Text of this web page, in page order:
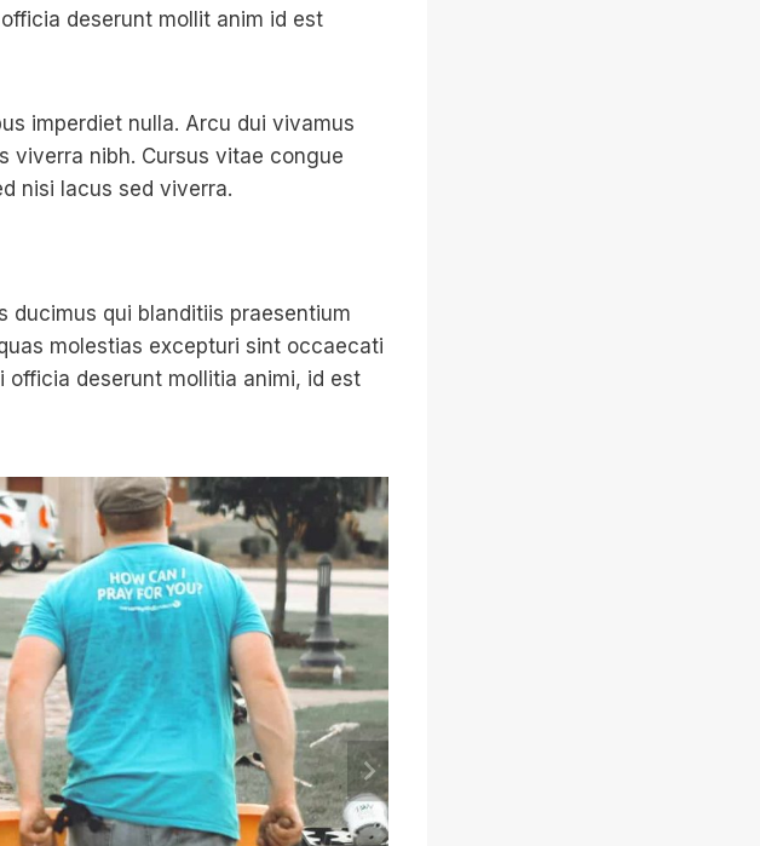
deserunt mollit anim id est
imperdiet nulla. Arcu dui vivamus
viverra nibh. Cursus vitae congue
nisi lacus sed viverra.
ducimus qui blanditiis praesentium
molestias excepturi sint occaecati
deserunt mollitia animi, id est